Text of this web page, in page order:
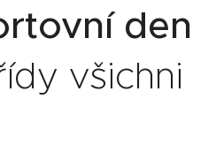
den
všichni